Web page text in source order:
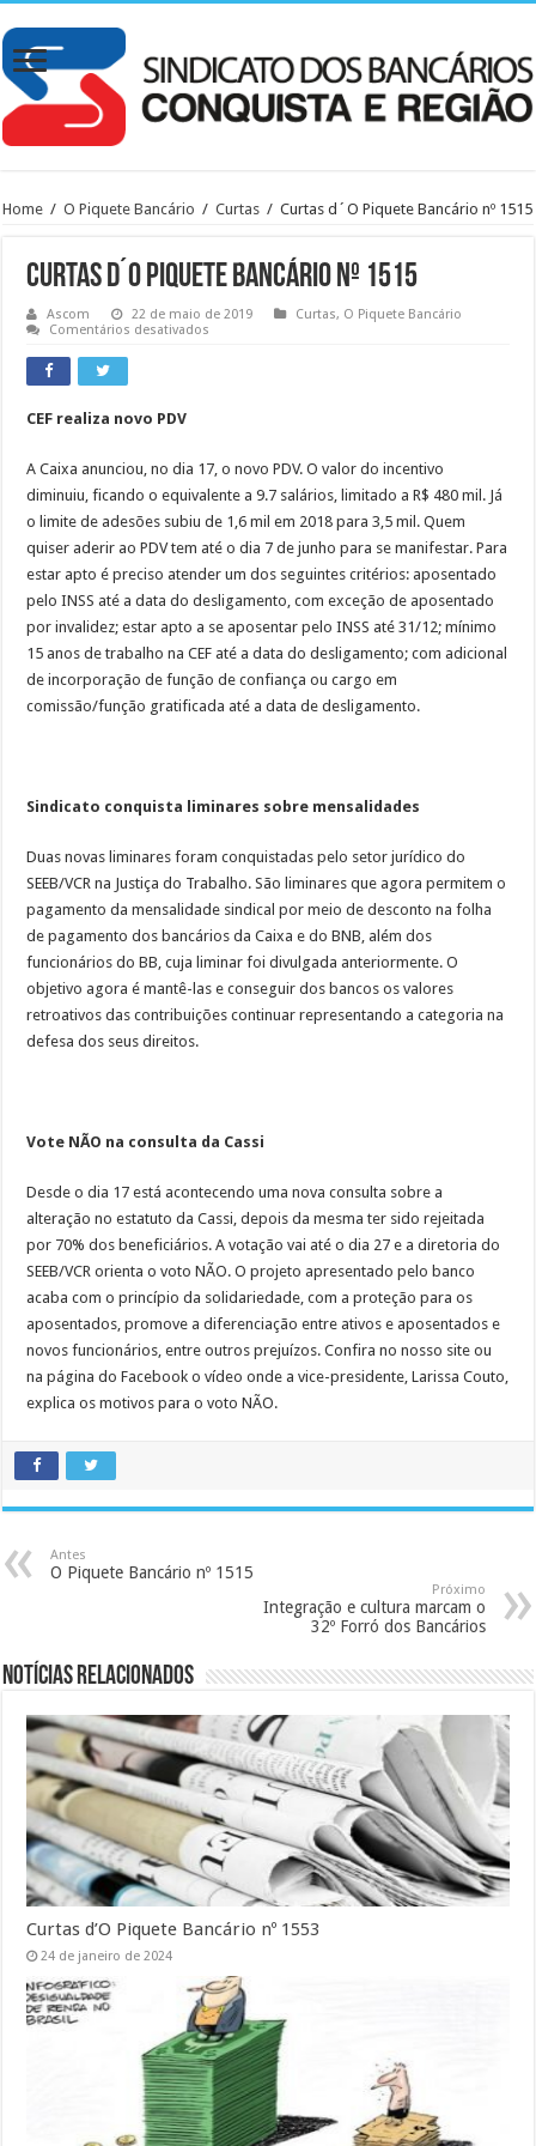
Home / O Piquete Bancário / Curtas / Curtas d´O Piquete Bancário nº 1515
Curtas d´O Piquete Bancário nº 1515
Ascom 22 de maio de 2019 Curtas, O Piquete Bancário
Comentários desativados
CEF realiza novo PDV
A Caixa anunciou, no dia 17, o novo PDV. O valor do incentivo
diminuiu, ficando o equivalente a 9.7 salários, limitado a R$ 480 mil. Já
o limite de adesões subiu de 1,6 mil em 2018 para 3,5 mil. Quem
quiser aderir ao PDV tem até o dia 7 de junho para se manifestar. Para
estar apto é preciso atender um dos seguintes critérios: aposentado
pelo INSS até a data do desligamento, com exceção de aposentado
por invalidez; estar apto a se aposentar pelo INSS até 31/12; mínimo
15 anos de trabalho na CEF até a data do desligamento; com adicional
de incorporação de função de confiança ou cargo em
comissão/função gratificada até a data de desligamento.
Sindicato conquista liminares sobre mensalidades
Duas novas liminares foram conquistadas pelo setor jurídico do
SEEB/VCR na Justiça do Trabalho. São liminares que agora permitem o
pagamento da mensalidade sindical por meio de desconto na folha
de pagamento dos bancários da Caixa e do BNB, além dos
funcionários do BB, cuja liminar foi divulgada anteriormente. O
objetivo agora é mantê-las e conseguir dos bancos os valores
retroativos das contribuições continuar representando a categoria na
defesa dos seus direitos.
Vote NÃO na consulta da Cassi
Desde o dia 17 está acontecendo uma nova consulta sobre a
alteração no estatuto da Cassi, depois da mesma ter sido rejeitada
por 70% dos beneficiários. A votação vai até o dia 27 e a diretoria do
SEEB/VCR orienta o voto NÃO. O projeto apresentado pelo banco
acaba com o princípio da solidariedade, com a proteção para os
aposentados, promove a diferenciação entre ativos e aposentados e
novos funcionários, entre outros prejuízos. Confira no nosso site ou
na página do Facebook o vídeo onde a vice-presidente, Larissa Couto,
explica os motivos para o voto NÃO.
Antes
O Piquete Bancário nº 1515
Próximo
Integração e cultura marcam o
32º Forró dos Bancários
Notícias Relacionados
Curtas d’O Piquete Bancário nº 1553
24 de janeiro de 2024